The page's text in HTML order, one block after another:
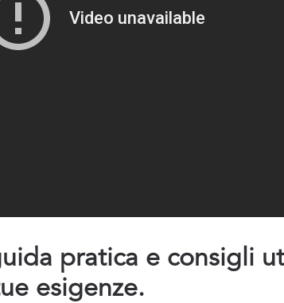
pratica e consigli
esigenze.